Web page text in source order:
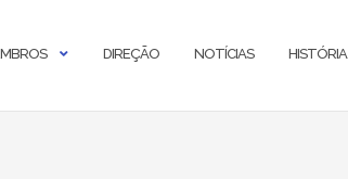
DIREÇÃO NOTÍCIAS HISTÓRIA